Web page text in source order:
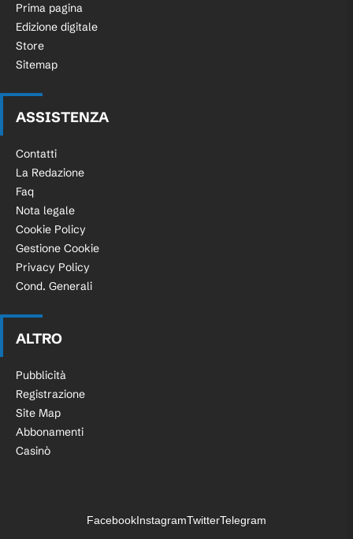
Prima pagina
Edizione digitale
Store
Sitemap
ASSISTENZA
Contatti
La Redazione
Faq
Nota legale
Cookie Policy
Gestione Cookie
Privacy Policy
Cond. Generali
ALTRO
Pubblicità
Registrazione
Site Map
Abbonamenti
Casinò
FacebookInstagramTwitterTelegram